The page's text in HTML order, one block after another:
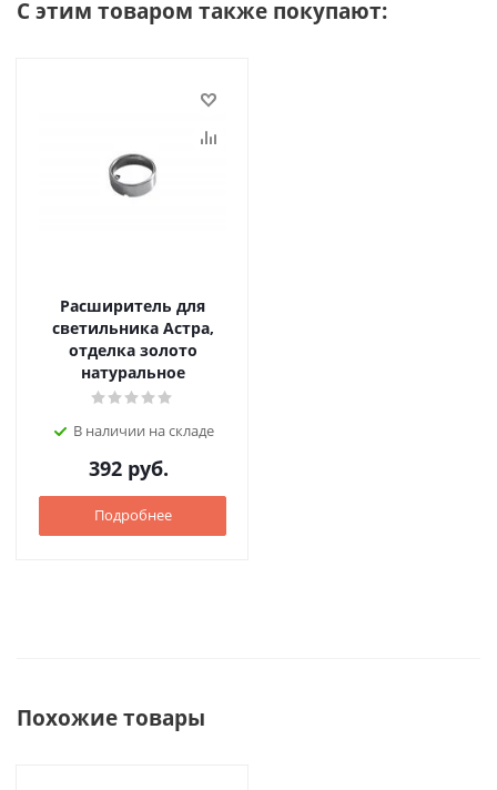
С этим товаром также покупают:
Расширитель для
светильника Астра,
отделка золото
натуральное
В наличии на складе
392 руб.
Подробнее
Похожие товары